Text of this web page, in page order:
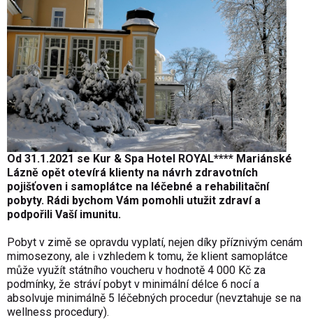
Od 31.1.2021 se Kur & Spa Hotel ROYAL**** Mariánské
Lázně opět otevírá klienty na návrh zdravotních
pojišťoven i samoplátce na léčebné a rehabilitační
pobyty. Rádi bychom Vám pomohli utužit zdraví a
podpořili Vaší imunitu.
Pobyt v zimě se opravdu vyplatí, nejen díky příznivým cenám
mimosezony, ale i vzhledem k tomu, že klient samoplátce
může využít státního voucheru v hodnotě 4 000 Kč za
podmínky, že stráví pobyt v minimální délce 6 nocí a
absolvuje minimálně 5 léčebných procedur (nevztahuje se na
wellness procedury).